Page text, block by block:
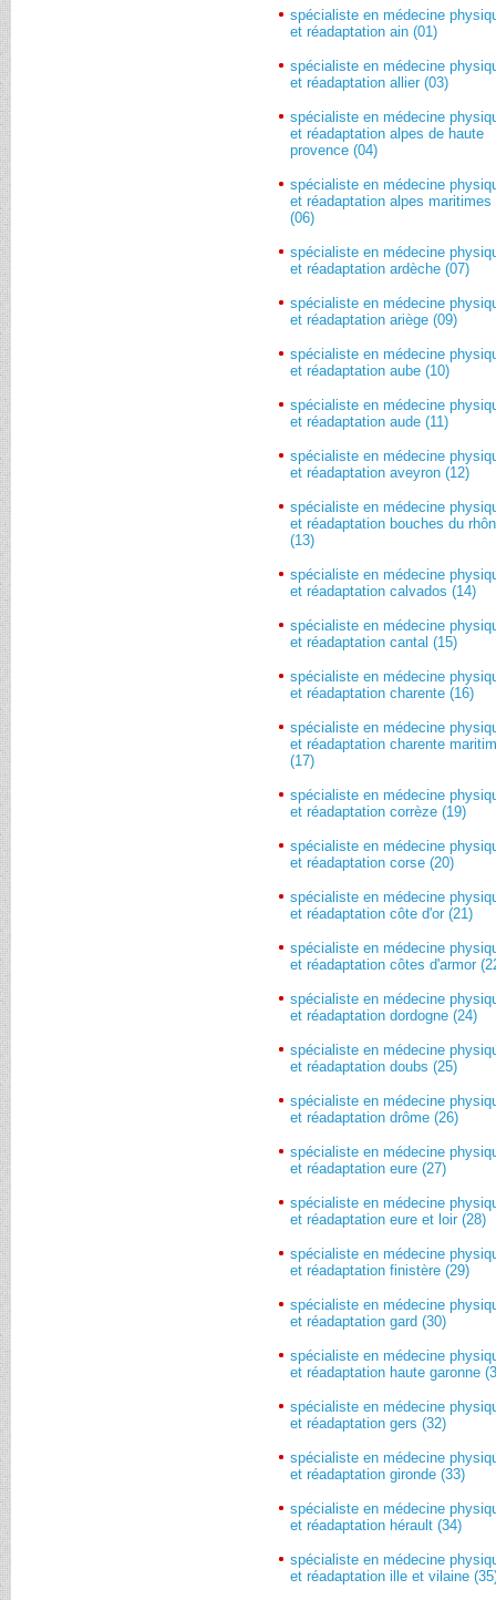
spécialiste en médecine
et réadaptation ain (01)
spécialiste en médecine
et réadaptation allier (03)
spécialiste en médecine
et réadaptation alpes de haute
provence (04)
spécialiste en médecine
et réadaptation alpes maritimes
(06)
spécialiste en médecine
et réadaptation ardèche (07)
spécialiste en médecine
et réadaptation ariège (09)
spécialiste en médecine
et réadaptation aube (10)
spécialiste en médecine
et réadaptation aude (11)
spécialiste en médecine
et réadaptation aveyron (12)
spécialiste en médecine
et réadaptation bouches du
(13)
spécialiste en médecine
et réadaptation calvados (14)
spécialiste en médecine
et réadaptation cantal (15)
spécialiste en médecine
et réadaptation charente (16)
spécialiste en médecine
et réadaptation charente
(17)
spécialiste en médecine
et réadaptation corrèze (19)
spécialiste en médecine
et réadaptation corse (20)
spécialiste en médecine
et réadaptation côte d'or (21)
spécialiste en médecine
et réadaptation côtes d'armor
spécialiste en médecine
et réadaptation dordogne (24)
spécialiste en médecine
et réadaptation doubs (25)
spécialiste en médecine
et réadaptation drôme (26)
spécialiste en médecine
et réadaptation eure (27)
spécialiste en médecine
et réadaptation eure et loir (28)
spécialiste en médecine
et réadaptation finistère (29)
spécialiste en médecine
et réadaptation gard (30)
spécialiste en médecine
et réadaptation haute garonne
spécialiste en médecine
et réadaptation gers (32)
spécialiste en médecine
et réadaptation gironde (33)
spécialiste en médecine
et réadaptation hérault (34)
spécialiste en médecine
et réadaptation ille et vilaine